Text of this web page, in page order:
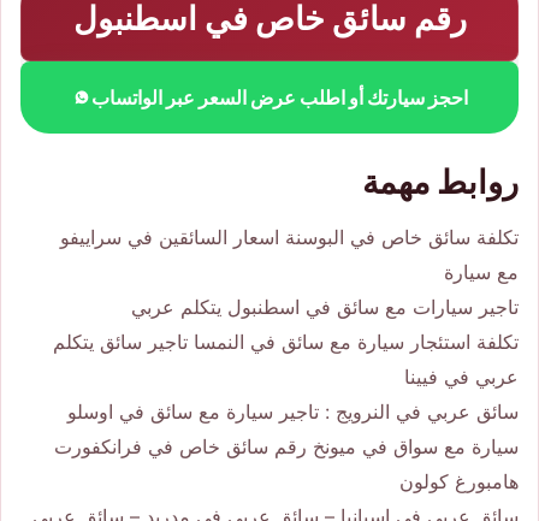
رقم سائق خاص في اسطنبول
احجز سيارتك أو اطلب عرض السعر عبر الواتساب
روابط مهمة
تكلفة سائق خاص في البوسنة اسعار السائقين في سراييفو
مع سيارة
تاجير سيارات مع سائق في اسطنبول يتكلم عربي
تكلفة استئجار سيارة مع سائق في النمسا تاجير سائق يتكلم
عربي في فيينا
سائق عربي في النرويج : تاجير سيارة مع سائق في اوسلو
سيارة مع سواق في ميونخ رقم سائق خاص في فرانكفورت
هامبورغ كولون